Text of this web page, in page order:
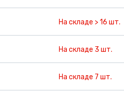
На складе > 16 шт.
На складе 3 шт.
На складе 7 шт.